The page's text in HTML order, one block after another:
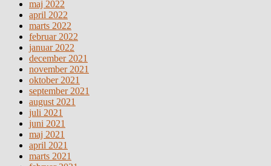
maj 2022
april 2022
marts 2022
februar 2022
januar 2022
december 2021
november 2021
oktober 2021
september 2021
august 2021
juli 2021
juni 2021
maj 2021
april 2021
marts 2021